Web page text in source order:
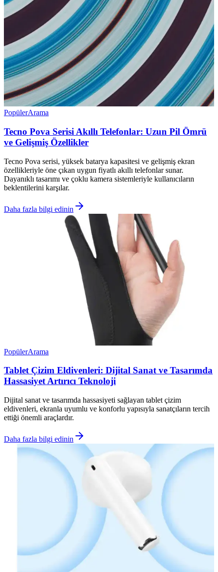
PopülerArama
Tecno Pova Serisi Akıllı Telefonlar: Uzun Pil Ömrü
ve Gelişmiş Özellikler
Tecno Pova serisi, yüksek batarya kapasitesi ve gelişmiş ekran
özellikleriyle öne çıkan uygun fiyatlı akıllı telefonlar sunar.
Dayanıklı tasarımı ve çoklu kamera sistemleriyle kullanıcıların
beklentilerini karşılar.
Daha fazla bilgi edinin
PopülerArama
Tablet Çizim Eldivenleri: Dijital Sanat ve Tasarımda
Hassasiyet Artırıcı Teknoloji
Dijital sanat ve tasarımda hassasiyeti sağlayan tablet çizim
eldivenleri, ekranla uyumlu ve konforlu yapısıyla sanatçıların tercih
ettiği önemli araçlardır.
Daha fazla bilgi edinin